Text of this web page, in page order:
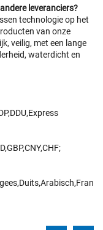
leveranciers?
technologie op het
van onze
veilig, met een lange
waterdicht en